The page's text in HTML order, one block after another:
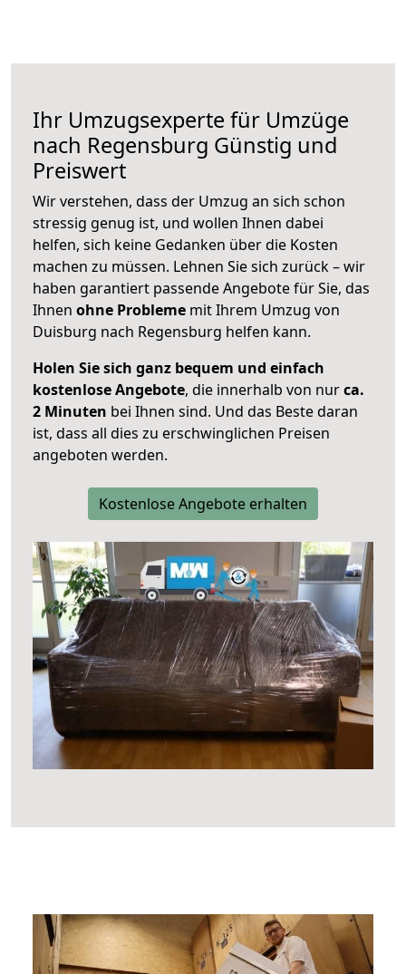
Ihr Umzugsexperte für Umzüge
nach Regensburg Günstig und
Preiswert
Wir verstehen, dass der Umzug an sich schon
stressig genug ist, und wollen Ihnen dabei
helfen, sich keine Gedanken über die Kosten
machen zu müssen. Lehnen Sie sich zurück – wir
haben garantiert passende Angebote für Sie, das
Ihnen ohne Probleme mit Ihrem Umzug von
Duisburg nach Regensburg helfen kann.
Holen Sie sich ganz bequem und einfach
kostenlose Angebote, die innerhalb von nurca.
2 Minuten bei Ihnen sind. Und das Beste daran
ist, dass all dies zu erschwinglichen Preisen
angeboten werden.
Kostenlose Angebote erhalten